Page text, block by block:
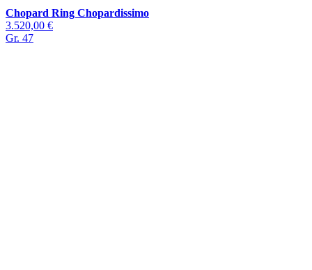
Chopard Ring Chopardissimo
3.520,00 €
Gr. 47